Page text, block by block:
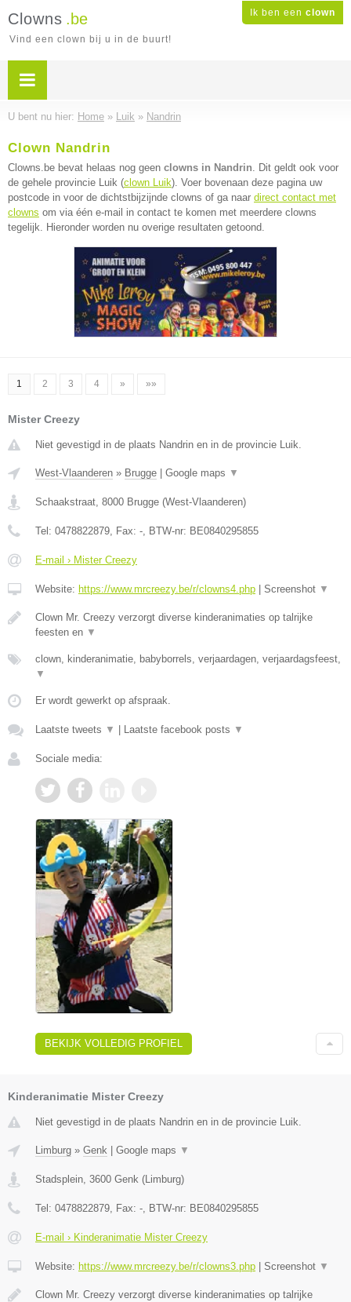
Ik ben een clown
Clowns .be
Vind een clown bij u in de buurt!
U bent nu hier: Home » Luik » Nandrin
Clown Nandrin
Clowns.be bevat helaas nog geen clowns in Nandrin. Dit geldt ook voor
de gehele provincie Luik (clown Luik). Voer bovenaan deze pagina uw
postcode in voor de dichtstbijzijnde clowns of ga naar direct contact met
clowns om via één e-mail in contact te komen met meerdere clowns
tegelijk. Hieronder worden nu overige resultaten getoond.
1 2 3 4 » »»
Mister Creezy
Niet gevestigd in de plaats Nandrin en in de provincie Luik.
West-Vlaanderen » Brugge Google maps ▼
Schaakstraat, 8000 Brugge (West-Vlaanderen)
Tel: 0478822879, Fax: -, BTW-nr: BE0840295855
E-mail › Mister Creezy
Website: https://www.mrcreezy.be/r/clowns4.php Screenshot ▼
Clown Mr. Creezy verzorgt diverse kinderanimaties op talrijke
feesten en ▼
clown, kinderanimatie, babyborrels, verjaardagen, verjaardagsfeest,
▼
Er wordt gewerkt op afspraak.
Laatste tweets ▼ Laatste facebook posts ▼
Sociale media:
BEKIJK VOLLEDIG PROFIEL
Kinderanimatie Mister Creezy
Niet gevestigd in de plaats Nandrin en in de provincie Luik.
Limburg » Genk Google maps ▼
Stadsplein, 3600 Genk (Limburg)
Tel: 0478822879, Fax: -, BTW-nr: BE0840295855
E-mail › Kinderanimatie Mister Creezy
Website: https://www.mrcreezy.be/r/clowns3.php Screenshot ▼
Clown Mr. Creezy verzorgt diverse kinderanimaties op talrijke